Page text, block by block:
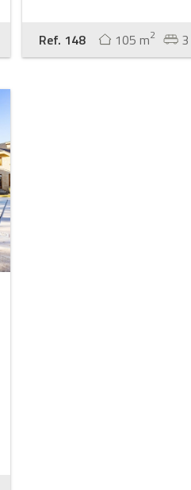
Ref. 148 105 m2 3